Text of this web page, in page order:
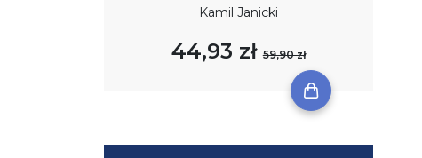
Kamil Janicki
44,93 zł59,90 zł